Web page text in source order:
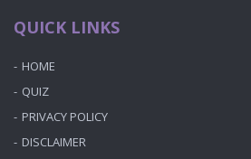
QUICK LINKS
HOME
QUIZ
PRIVACY POLICY
DISCLAIMER